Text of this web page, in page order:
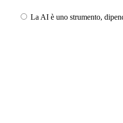
La AI è uno strumento,